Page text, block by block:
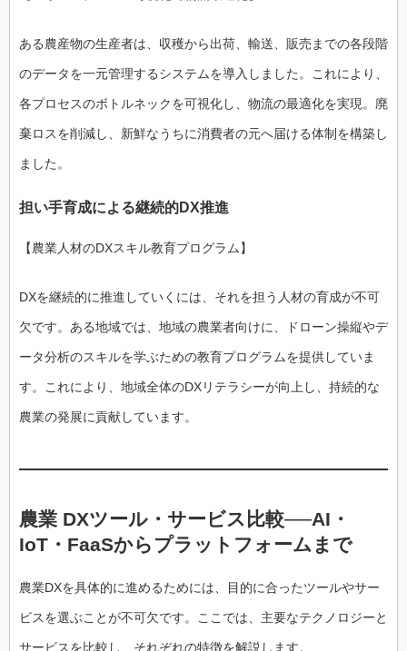
ある農産物の生産者は、収穫から出荷、輸送、販売までの各段階
のデータを一元管理するシステムを導入しました。これにより、
各プロセスのボトルネックを可視化し、物流の最適化を実現。廃
棄ロスを削減し、新鮮なうちに消費者の元へ届ける体制を構築し
ました。
担い手育成による継続的DX推進
【農業人材のDXスキル教育プログラム】
DXを継続的に推進していくには、それを担う人材の育成が不可
欠です。ある地域では、地域の農業者向けに、ドローン操縦やデ
ータ分析のスキルを学ぶための教育プログラムを提供していま
す。これにより、地域全体のDXリテラシーが向上し、持続的な
農業の発展に貢献しています。
農業 DXツール・サービス比較──AI・
IoT・FaaSからプラットフォームまで
農業DXを具体的に進めるためには、目的に合ったツールやサー
ビスを選ぶことが不可欠です。ここでは、主要なテクノロジーと
サービスを比較し、それぞれの特徴を解説します。